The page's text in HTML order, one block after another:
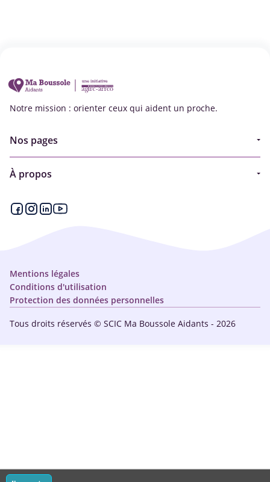
Notre mission : orienter ceux qui aident un proche.
Nos pages
Aides financières et congés
À propos
Qui sommes-nous ?
Tous droits réservés © SCIC Ma Boussole Aidants - 2026
Mentions légales
Conditions d'utilisation
Protection des données personnelles